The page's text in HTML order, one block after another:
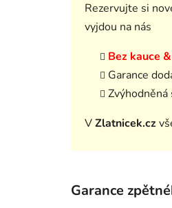
Rezervujte si
vyjdou na nás
Bez kauce
Garance
Zvýhodněná
VZlatnicek.cz
Garance